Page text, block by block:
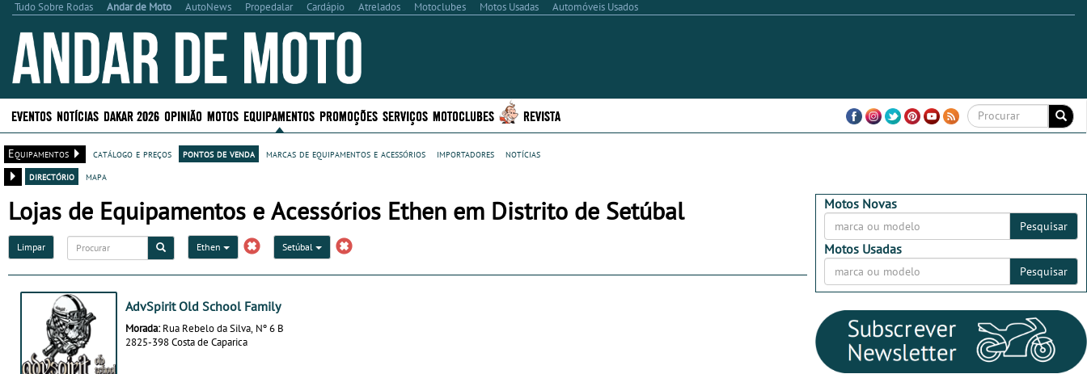
Tudo Sobre Rodas Andar de Moto AutoNews Propedalar Cardápio Atrelados Motoclubes Motos Usadas Automóveis Usados
EVENTOS NOTÍCIAS DAKAR 2026 OPINIÃO MOTOS EQUIPAMENTOS PROMOÇÕES SERVIÇOS MOTOCLUBES REVISTA
Equipamentos catálogo e preços pontos de venda marcas de equipamentos e acessórios importadores
notícias
directório
mapa
Lojas de Equipamentos e Acessórios Ethen em Distrito de Setúbal
Limpar Ethen Setúbal
AdvSpirit Old School Family
Morada: Rua Rebelo da Silva, Nº 6 B
2825-398 Costa de Caparica
Motos Novas
Pesquisar
Motos Usadas
Pesquisar